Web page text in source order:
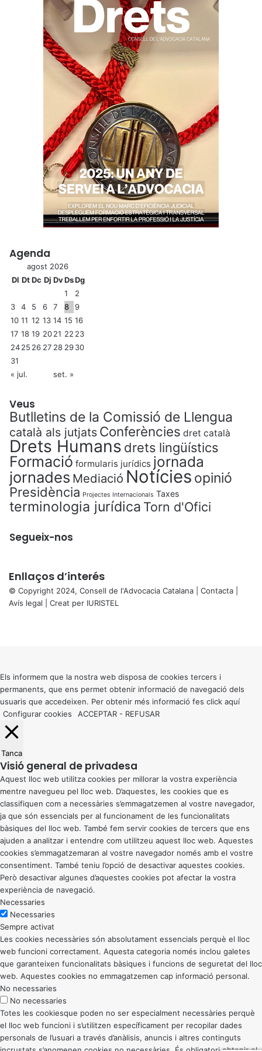
Agenda
agost 2026
Dl DtDc Dj DvDsDg
1
2
3
4 5 6 7 8
9
10 11 12 13 14 15 16
17 18 19 2021 22 23
2425 26 27 28 2930
31
« jul.
set. »
Veus
Butlletins de la Comissió de Llengua
català als jutjats Conferències dret català
Drets Humans drets lingüístics
Formació formularis jurídics jornada
jornades Mediació Notícies opinió
Presidència Projectes Internacionals Taxes
terminologia jurídica Torn d'Ofici
Segueix-nos
Enllaços d’interés
© Copyright 2024, Consell de l'Advocacia Catalana | Contacta
Avís legal | Creat per IURISTEL
button
Els informem que la nostra web disposa de cookies tercers i
permanents, que ens permet obtenir informació de navegació dels
usuaris que accedeixen. Per obtenir més informació fes click aquí
Configurar cookies
ACCEPTAR - REFUSAR
Tanca
Visió general de privadesa
Aquest lloc web utilitza cookies per millorar la vostra experiència
mentre navegueu pel lloc web. D’aquestes, les cookies que es
classifiquen com a necessàries s’emmagatzemen al vostre navegador,
ja que són essencials per al funcionament de les funcionalitats
bàsiques del lloc web. També fem servir cookies de tercers que ens
ajuden a analitzar i entendre com utilitzeu aquest lloc web. Aquestes
cookies s’emmagatzemaran al vostre navegador només amb el vostre
consentiment. També teniu l’opció de desactivar aquestes cookies.
Però desactivar algunes d’aquestes cookies pot afectar la vostra
experiència de navegació.
Necessaries
Necessaries
Sempre activat
Les cookies necessàries són absolutament essencials perquè el lloc
web funcioni correctament. Aquesta categoria només inclou galetes
que garanteixen funcionalitats bàsiques i funcions de seguretat del lloc
web. Aquestes cookies no emmagatzemen cap informació personal.
No necessaries
No necessaries
Totes les cookiesque poden no ser especialment necessàries perquè
el lloc web funcioni i s’utilitzen específicament per recopilar dades
personals de l’usuari a través d’anàlisis, anuncis i altres continguts